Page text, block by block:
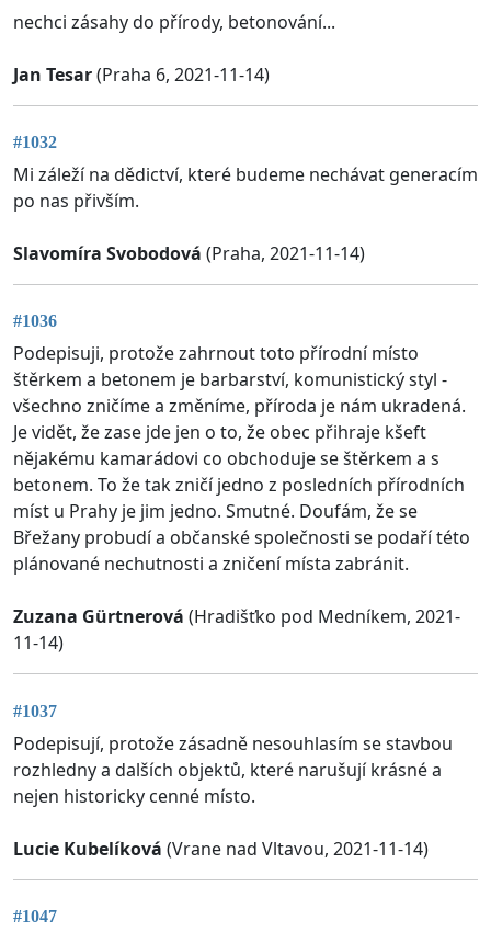
nechci zásahy do přírody, betonování...
Jan Tesar(Praha 6, 2021-11-14)
#1032
Mi záleží na dědictví, které budeme nechávat generacím
po nas přivším.
Slavomíra Svobodová (Praha, 2021-11-14)
#1036
Podepisuji, protože zahrnout toto přírodní místo
štěrkem a betonem je barbarství, komunistický styl -
všechno zničíme a změníme, příroda je nám ukradená.
Je vidět, že zase jde jen o to, že obec přihraje kšeft
nějakému kamarádovi co obchoduje se štěrkem a s
betonem. To že tak zničí jedno z posledních přírodních
míst u Prahy je jim jedno. Smutné. Doufám, že se
Břežany probudí a občanské společnosti se podaří této
plánované nechutnosti a zničení místa zabránit.
Zuzana Gürtnerová (Hradišťko pod Medníkem, 2021-
11-14)
#1037
Podepisují, protože zásadně nesouhlasím se stavbou
rozhledny a dalších objektů, které narušují krásné a
nejen historicky cenné místo.
Lucie Kubelíková (Vrane nad Vltavou, 2021-11-14)
#1047